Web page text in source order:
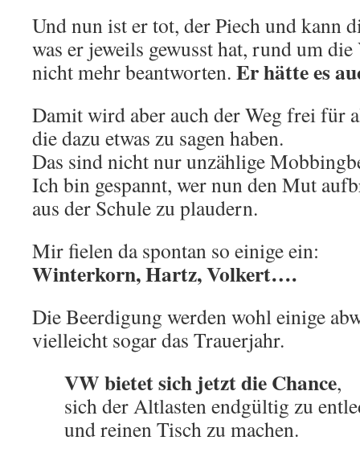
Und nun ist er tot, der Piech und kann
was er jeweils gewusst hat, rund um
nicht mehr beantworten. Er hätte es
Damit wird aber auch der Weg frei für
die dazu etwas zu sagen haben.
Das sind nicht nur unzählige
Ich bin gespannt, wer nun den Mut
aus der Schule zu plaudern.
Mir fielen da spontan so einige ein:
Winterkorn, Hartz, Volkert….
Die Beerdigung werden wohl einige
vielleicht sogar das Trauerjahr.
VW bietet sich jetzt die Chance,
sich der Altlasten endgültig zu
und reinen Tisch zu machen.